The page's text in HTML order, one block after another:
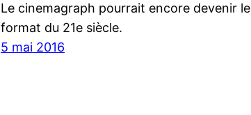
Le cinemagraph pourrait encore devenir le
format du 21e siècle.
5 mai 2016